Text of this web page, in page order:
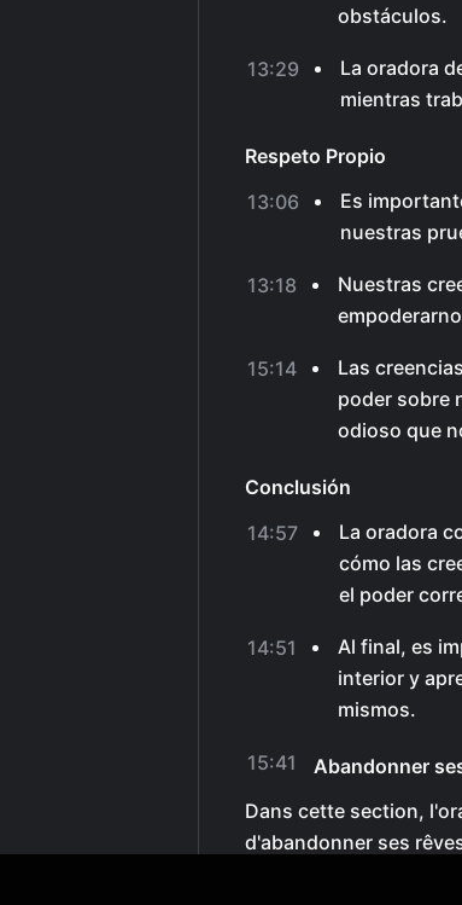
obstáculos.
13:29
La oradora
mientras
Respeto Propio
13:06
Es
nuestras
13:18
Nuestras
15:14
Las
poder sobre
odioso que
Conclusión
14:57
La oradora
cómo las
el poder
14:51
Al final, es
interior y
mismos.
15:41
Abandonner
Dans cette section,
d'abandonner ses